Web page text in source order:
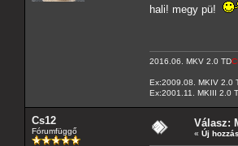
hali! megy pü!
2016.06. MKV 2.0 TDCI
Ex:2009.08. MKIV 2.0
Ex:2001.11. MKIII 2.0
Cs12
Fórumfüggő
Válasz:
« Új